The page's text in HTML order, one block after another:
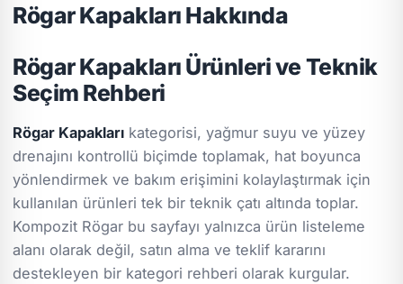
Rögar Kapakları Hakkında
Rögar Kapakları Ürünleri ve Teknik
Seçim Rehberi
Rögar Kapakları kategorisi, yağmur suyu ve yüzey
drenajını kontrollü biçimde toplamak, hat boyunca
yönlendirmek ve bakım erişimini kolaylaştırmak için
kullanılan ürünleri tek bir teknik çatı altında toplar.
Kompozit Rögar bu sayfayı yalnızca ürün listeleme
alanı olarak değil, satın alma ve teklif kararını
destekleyen bir kategori rehberi olarak kurgular.